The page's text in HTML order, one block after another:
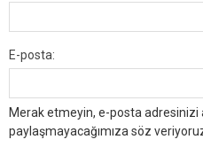
E-posta:
Merak etmeyin, e-posta adresinizi
paylaşmayacağımıza söz